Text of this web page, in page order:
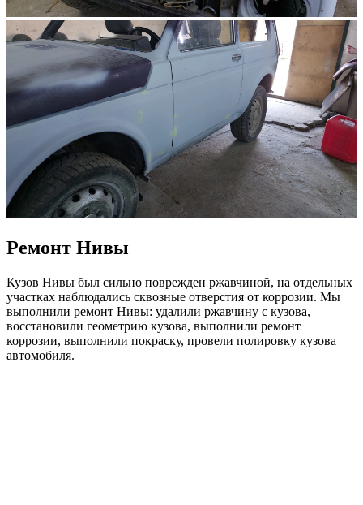
Ремонт Нивы
Кузов Нивы был сильно поврежден ржавчиной, на отдельных
участках наблюдались сквозные отверстия от коррозии. Мы
выполнили ремонт Нивы: удалили ржавчину с кузова,
восстановили геометрию кузова, выполнили ремонт
коррозии, выполнили покраску, провели полировку кузова
автомобиля.